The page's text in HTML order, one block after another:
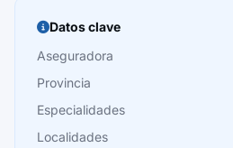
Burgos
Cáceres
Cádiz
Cantabria
Datos clave
Aseguradora
Provincia
Especialidades
Localidades